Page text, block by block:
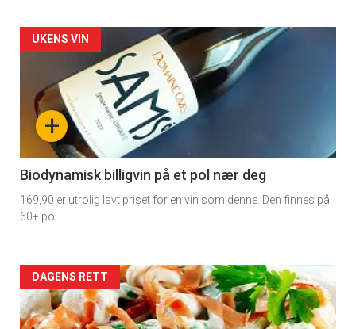
Forsiden
akkurat
nå
4
+
UKENS VIN
Biodynamisk billigvin på et pol nær deg
169,90 er utrolig lavt priset for en vin som denne. Den finnes på
60+ pol.
Forsiden
akkurat
DAGENS RETT